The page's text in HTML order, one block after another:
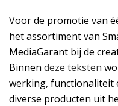
Voor de promotie van
het assortiment van
MediaGarant bij de
Binnen deze teksten
werking, functionaliteit
diverse producten uit